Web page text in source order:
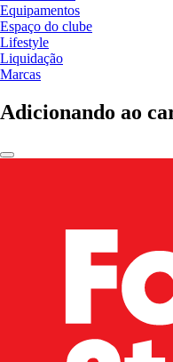
Equipamentos
Espaço do clube
Lifestyle
Liquidação
Marcas
Adicionando ao